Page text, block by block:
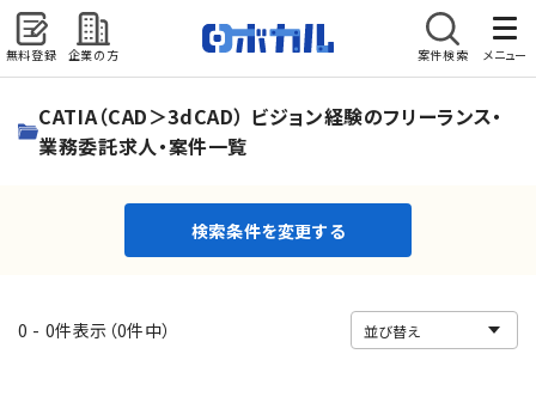
無料登録 企業の方 案件検索 メニュー
検索条件を変更する
CATIA（CAD＞3dCAD） ビジョン経験のフリーランス・
業務委託求人・案件一覧
検索条件を変更する
0 - 0件表示（0件中）